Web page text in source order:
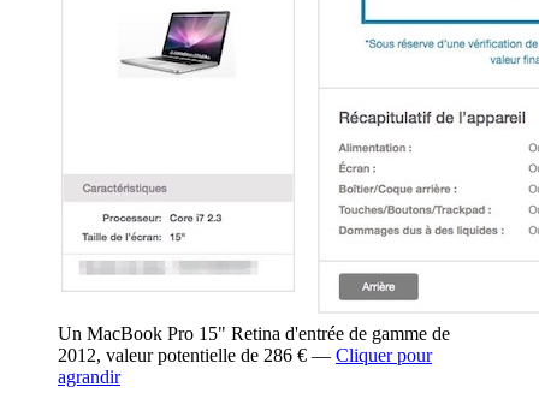
Un MacBook Pro 15" Retina d'entrée de gamme de
2012, valeur potentielle de 286 € — Cliquer pour
agrandir